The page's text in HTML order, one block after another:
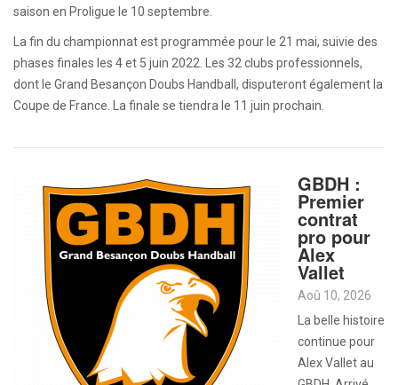
saison en Proligue le 10 septembre.
La fin du championnat est programmée pour le 21 mai, suivie des
phases finales les 4 et 5 juin 2022. Les 32 clubs professionnels,
dont le Grand Besançon Doubs Handball, disputeront également la
Coupe de France. La finale se tiendra le 11 juin prochain.
GBDH :
Premier
contrat
pro pour
Alex
Vallet
Aoû 10, 2026
La belle histoire
continue pour
Alex Vallet au